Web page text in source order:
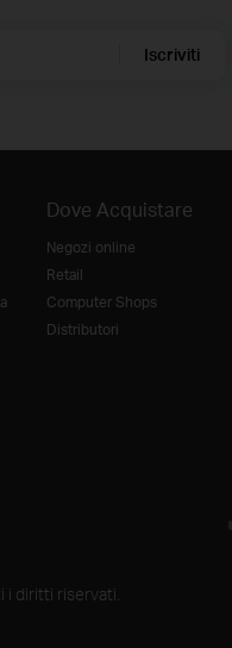
Iscriviti
Dove Acquistare
Negozi online
Retail
Computer Shops
Distributori
i diritti riservati.